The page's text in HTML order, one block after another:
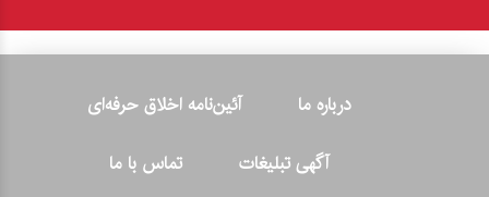
درباره ما
آئین‌نامه اخلاق حرفه‌ای
آگهی تبلیغات
تماس با ما